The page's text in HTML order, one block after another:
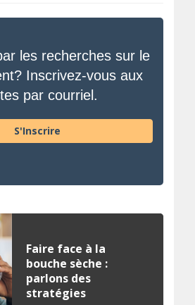
les recherches sur le
Inscrivez-vous aux
par courriel.
S'Inscrire
Faire face à la
bouche sèche :
parlons des
stratégies